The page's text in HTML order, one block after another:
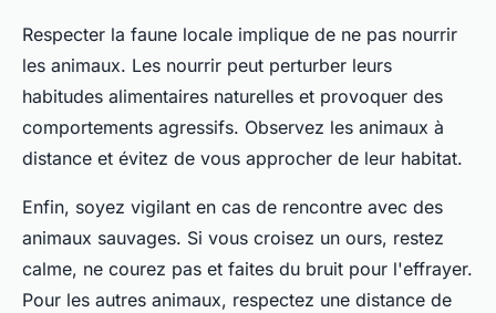
Respecter la faune locale implique de ne pas nourrir
les animaux. Les nourrir peut perturber leurs
habitudes alimentaires naturelles et provoquer des
comportements agressifs. Observez les animaux à
distance et évitez de vous approcher de leur habitat.
Enfin, soyez vigilant en cas de rencontre avec des
animaux sauvages. Si vous croisez un ours, restez
calme, ne courez pas et faites du bruit pour l'effrayer.
Pour les autres animaux, respectez une distance de